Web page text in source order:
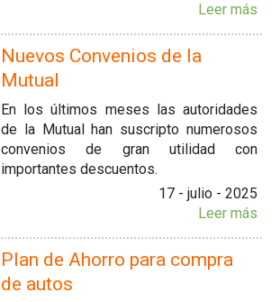
Leer más
Nuevos Convenios de la
Mutual
En los últimos meses las autoridades
de la Mutual han suscripto numerosos
convenios de gran utilidad con
importantes descuentos.
17 - julio - 2025
Leer más
Plan de Ahorro para compra
de autos